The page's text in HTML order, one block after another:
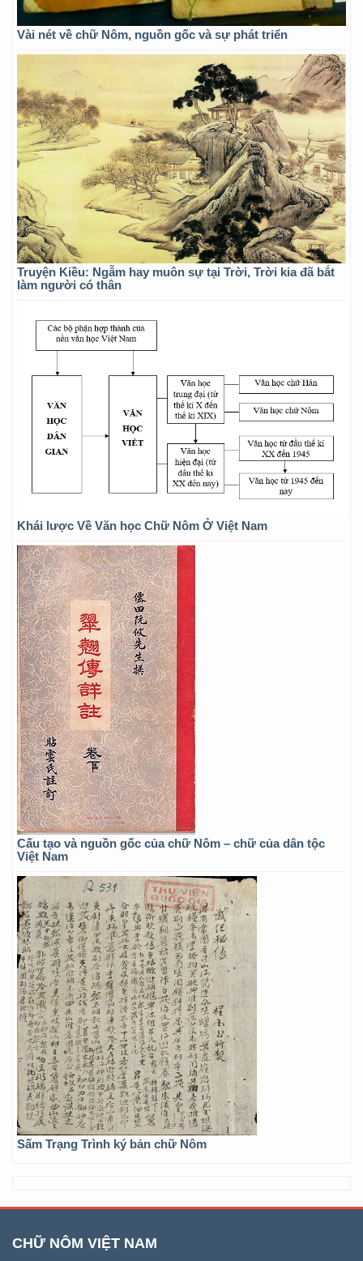
Vài nét về chữ Nôm, nguồn gốc và sự phát triển
Truyện Kiều: Ngẫm hay muôn sự tại Trời, Trời kia đã bắt
làm người có thân
Khái lược Về Văn học Chữ Nôm Ở Việt Nam
Cấu tạo và nguồn gốc của chữ Nôm – chữ của dân tộc
Việt Nam
Sấm Trạng Trình ký bản chữ Nôm
CHỮ NÔM VIỆT NAM